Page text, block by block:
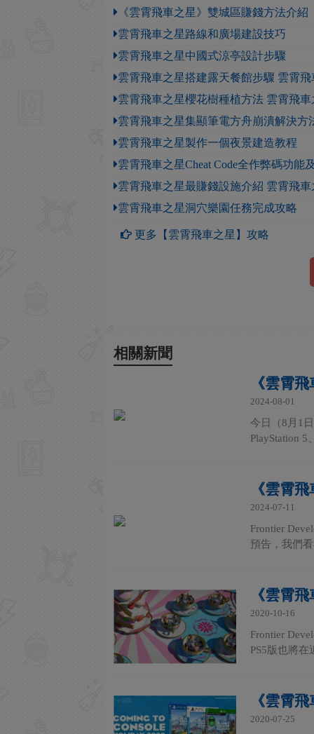
《雲霄飛車之星》雙城區賺錢方法介紹
雲霄飛車之星路線和廣場建設技巧
雲霄飛車之星中國式涼亭設計步驟
雲霄飛車之星搭建露天餐館步驟 雲霄
雲霄飛車之星櫻花樹種植方法 雲霄飛
雲霄飛車之星集顯筆電方舟崩潰解決方
雲霄飛車之星製作一個夜景建造教程
雲霄飛車之星Cheat Code全作弊碼功能
雲霄飛車之星最賺錢設施介紹 雲霄飛
雲霄飛車之星洞穴樂園任務完成攻略
更多【雲霄飛車之星】攻略
相關新聞
《雲霄
2024-08-01
今日（8月1
PlayStation 5
《雲霄
2024-07-11
Frontier
預告，我們
《雲霄
2020-10-16
Frontier
PS5版也將
《雲霄
2020-07-25